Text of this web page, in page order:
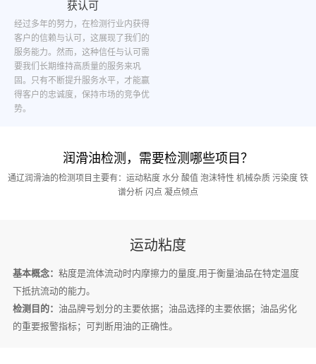
获认可
经过多年的努力，在检测行业内获得
客户的信赖与认可，这展现了我们的
服务能力。然而，这种信任与认可需
要我们长期维持高质量的服务来巩
固。只有不断提升服务水平，才能赢
得客户的忠诚度，保持市场的竞争优
势。
润滑油检测，需要检测哪些项目？
通辽润滑油的检测项目主要有：运动粘度 水分 酸值 泡沫特性 机械杂质 污染度 铁
谱分析 闪点 凝点倾点
运动粘度
基本概念： 粘度是流体流动时内摩擦力的量度,用于衡量油品在特定温度
下抵抗流动的能力。
检测目的： 油品牌号划分的主要依据；油品选择的主要依据；油品劣化
的重要报警指标；可判断用油的正确性。